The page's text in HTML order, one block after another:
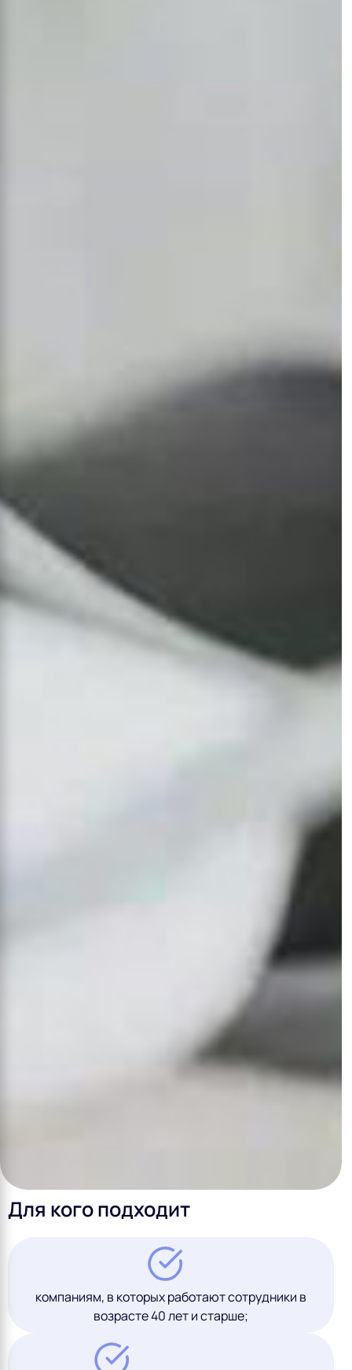
Для кого подходит
компаниям, в которых работают сотрудники в
возрасте 40 лет и старше;